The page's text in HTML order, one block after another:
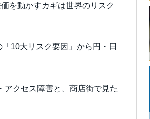
を動かすカギは世界のリスク
10大リスク要因」から円・日
アクセス障害と、商店街で見た